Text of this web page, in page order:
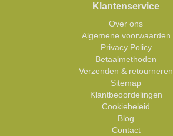
Klantenservice
Over ons
Algemene voorwaarden
Privacy Policy
Betaalmethoden
Verzenden & retourneren
Sitemap
Klantbeoordelingen
Cookiebeleid
Blog
Contact